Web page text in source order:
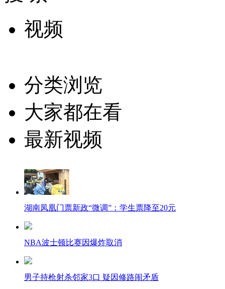
视频
分类浏览
大家都在看
最新视频
湖南凤凰门票新政“微调”：学生票降至20元
NBA波士顿比赛因爆炸取消
男子持枪射杀邻家3口 疑因修路闹矛盾